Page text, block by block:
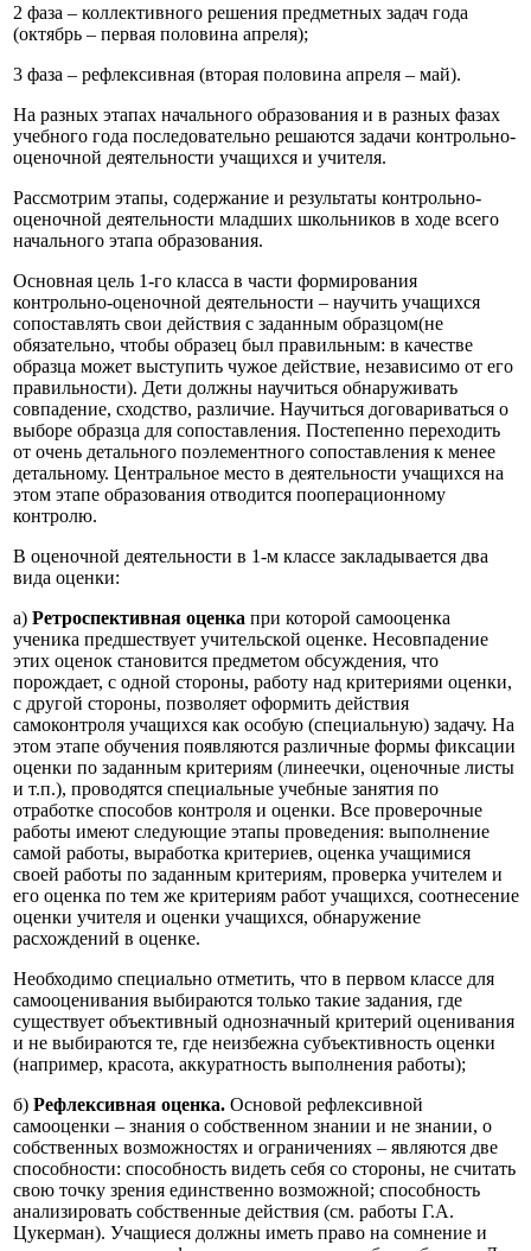
2 фаза – коллективного решения предметных задач года
(октябрь – первая половина апреля);
3 фаза – рефлексивная (вторая половина апреля – май).
На разных этапах начального образования и в разных фазах
учебного года последовательно решаются задачи контрольно-
оценочной деятельности учащихся и учителя.
Рассмотрим этапы, содержание и результаты контрольно-
оценочной деятельности младших школьников в ходе всего
начального этапа образования.
Основная цель 1-го класса в части формирования
контрольно-оценочной деятельности – научить учащихся
сопоставлять свои действия с заданным образцом(не
обязательно, чтобы образец был правильным: в качестве
образца может выступить чужое действие, независимо от его
правильности). Дети должны научиться обнаруживать
совпадение, сходство, различие. Научиться договариваться о
выборе образца для сопоставления. Постепенно переходить
от очень детального поэлементного сопоставления к менее
детальному. Центральное место в деятельности учащихся на
этом этапе образования отводится пооперационному
контролю.
В оценочной деятельности в 1-м классе закладывается два
вида оценки:
а)Ретроспективная оценка при которой самооценка
ученика предшествует учительской оценке. Несовпадение
этих оценок становится предметом обсуждения, что
порождает, с одной стороны, работу над критериями оценки,
с другой стороны, позволяет оформить действия
самоконтроля учащихся как особую (специальную) задачу. На
этом этапе обучения появляются различные формы фиксации
оценки по заданным критериям (линеечки, оценочные листы
и т.п.), проводятся специальные учебные занятия по
отработке способов контроля и оценки. Все проверочные
работы имеют следующие этапы проведения: выполнение
самой работы, выработка критериев, оценка учащимися
своей работы по заданным критериям, проверка учителем и
его оценка по тем же критериям работ учащихся, соотнесение
оценки учителя и оценки учащихся, обнаружение
расхождений в оценке.
Необходимо специально отметить, что в первом классе для
самооценивания выбираются только такие задания, где
существует объективный однозначный критерий оценивания
и не выбираются те, где неизбежна субъективность оценки
(например, красота, аккуратность выполнения работы);
б)Рефлексивная оценка. Основой рефлексивной
самооценки – знания о собственном знании и не знании, о
собственных возможностях и ограничениях – являются две
способности: способность видеть себя со стороны, не считать
свою точку зрения единственно возможной; способность
анализировать собственные действия (см. работы Г.А.
Цукерман). Учащиеся должны иметь право на сомнение и